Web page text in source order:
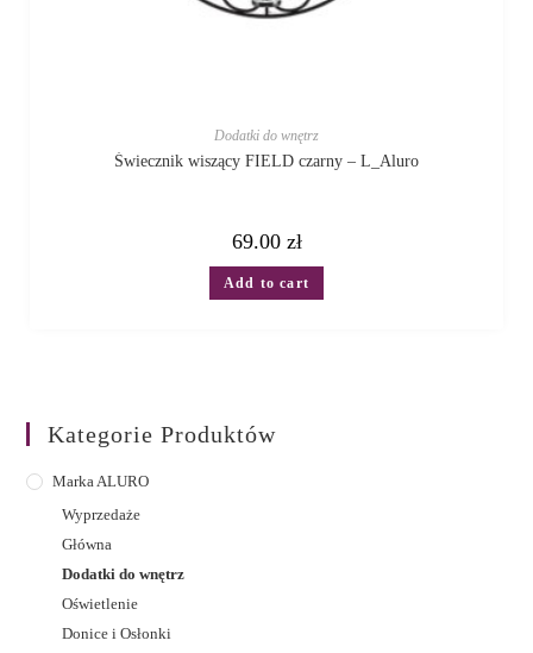
Dodatki do wnętrz
Świecznik wiszący FIELD czarny – L_Aluro
69.00 zł
Add to cart
Kategorie Produktów
Marka ALURO
Wyprzedaże
Główna
Dodatki do wnętrz
Oświetlenie
Donice i Osłonki